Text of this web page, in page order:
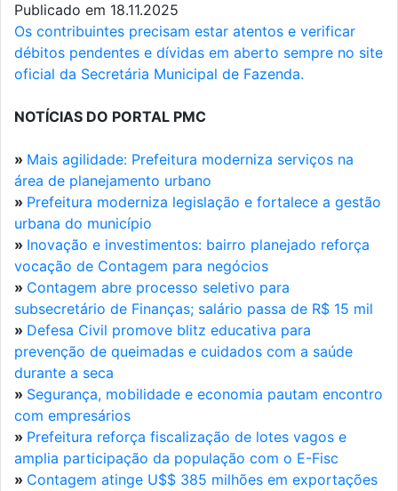
Publicado em 18.11.2025
Os contribuintes precisam estar atentos e verificar
débitos pendentes e dívidas em aberto sempre no site
oficial da Secretária Municipal de Fazenda.
NOTÍCIAS DO PORTAL PMC
» Mais agilidade: Prefeitura moderniza serviços na
área de planejamento urbano
» Prefeitura moderniza legislação e fortalece a gestão
urbana do município
» Inovação e investimentos: bairro planejado reforça
vocação de Contagem para negócios
» Contagem abre processo seletivo para
subsecretário de Finanças; salário passa de R$ 15 mil
» Defesa Civil promove blitz educativa para
prevenção de queimadas e cuidados com a saúde
durante a seca
» Segurança, mobilidade e economia pautam encontro
com empresários
» Prefeitura reforça fiscalização de lotes vagos e
amplia participação da população com o E-Fisc
» Contagem atinge U$$ 385 milhões em exportações